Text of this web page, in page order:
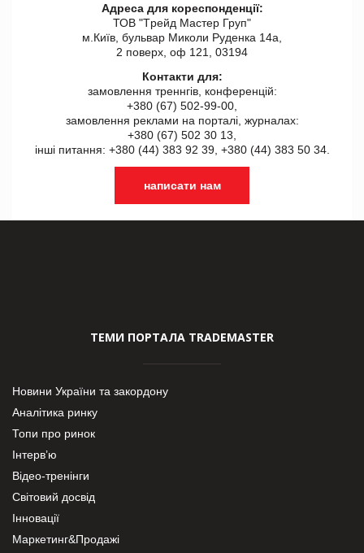
Адреса для кореспонденції:
ТОВ "Tрейд Мастер Груп"
м.Київ, бульвар Миколи Руденка 14а,
2 поверх, оф 121, 03194
Контакти для:
замовлення треннгів, конференцій:
+380 (67) 502-99-00,
замовлення реклами на порталі, журналах:
+380 (67) 502 30 13,
інші питання: +380 (44) 383 92 39, +380 (44) 383 50 34.
написати нам
ТЕМИ ПОРТАЛА TRADEMASTER
Новини України та закордону
Аналітика ринку
Топи про ринок
Інтерв’ю
Відео-тренінги
Світовий досвід
Інновації
Маркетинг&Продажі